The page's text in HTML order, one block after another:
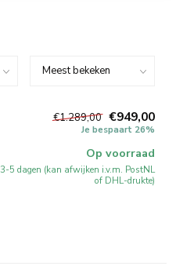
€1.289,00 €949,00
Je bespaart 26%
Op voorraad
3-5 dagen (kan afwijken i.v.m. PostNL
of DHL-drukte)